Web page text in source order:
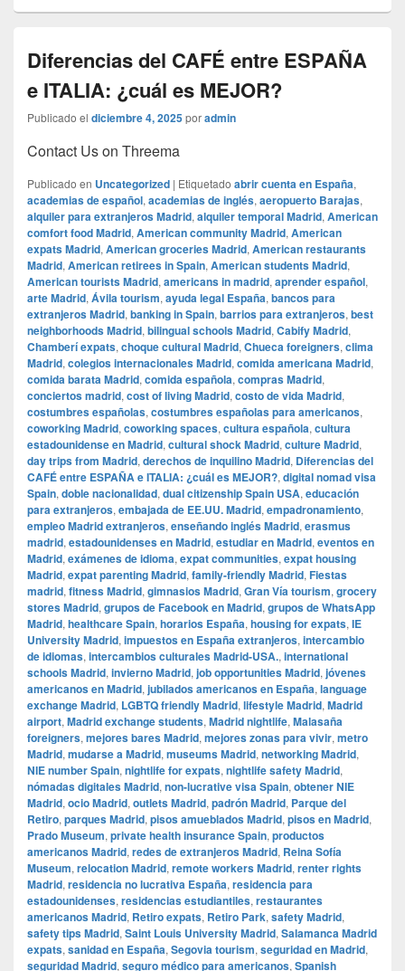
Diferencias del CAFÉ entre ESPAÑA
e ITALIA: ¿cuál es MEJOR?
Publicado el diciembre 4, 2025poradmin
Contact Us on Threema
Publicado en Uncategorized | Etiquetado abrir cuenta en España,
academias de español, academias de inglés, aeropuerto Barajas,
alquiler para extranjeros Madrid, alquiler temporal Madrid, American
comfort food Madrid, American community Madrid, American
expats Madrid, American groceries Madrid, American restaurants
Madrid, American retirees in Spain, American students Madrid,
American tourists Madrid, americans in madrid, aprender español,
arte Madrid, Ávila tourism, ayuda legal España, bancos para
extranjeros Madrid, banking in Spain, barrios para extranjeros, best
neighborhoods Madrid, bilingual schools Madrid, Cabify Madrid,
Chamberí expats, choque cultural Madrid, Chueca foreigners, clima
Madrid, colegios internacionales Madrid, comida americana Madrid,
comida barata Madrid, comida española, compras Madrid,
conciertos madrid, cost of living Madrid, costo de vida Madrid,
costumbres españolas, costumbres españolas para americanos,
coworking Madrid, coworking spaces, cultura española, cultura
estadounidense en Madrid, cultural shock Madrid, culture Madrid,
day trips from Madrid, derechos de inquilino Madrid, Diferencias del
CAFÉ entre ESPAÑA e ITALIA: ¿cuál es MEJOR?, digital nomad visa
Spain, doble nacionalidad, dual citizenship Spain USA, educación
para extranjeros, embajada de EE.UU. Madrid, empadronamiento,
empleo Madrid extranjeros, enseñando inglés Madrid, erasmus
madrid, estadounidenses en Madrid, estudiar en Madrid, eventos en
Madrid, exámenes de idioma, expat communities, expat housing
Madrid, expat parenting Madrid, family-friendly Madrid, Fiestas
madrid, fitness Madrid, gimnasios Madrid, Gran Vía tourism, grocery
stores Madrid, grupos de Facebook en Madrid, grupos de WhatsApp
Madrid, healthcare Spain, horarios España, housing for expats, IE
University Madrid, impuestos en España extranjeros, intercambio
de idiomas, intercambios culturales Madrid-USA., international
schools Madrid, invierno Madrid, job opportunities Madrid, jóvenes
americanos en Madrid, jubilados americanos en España, language
exchange Madrid, LGBTQ friendly Madrid, lifestyle Madrid, Madrid
airport, Madrid exchange students, Madrid nightlife, Malasaña
foreigners, mejores bares Madrid, mejores zonas para vivir, metro
Madrid, mudarse a Madrid, museums Madrid, networking Madrid,
NIE number Spain, nightlife for expats, nightlife safety Madrid,
nómadas digitales Madrid, non-lucrative visa Spain, obtener NIE
Madrid, ocio Madrid, outlets Madrid, padrón Madrid, Parque del
Retiro, parques Madrid, pisos amueblados Madrid, pisos en Madrid,
Prado Museum, private health insurance Spain, productos
americanos Madrid, redes de extranjeros Madrid, Reina Sofía
Museum, relocation Madrid, remote workers Madrid, renter rights
Madrid, residencia no lucrativa España, residencia para
estadounidenses, residencias estudiantiles, restaurantes
americanos Madrid, Retiro expats, Retiro Park, safety Madrid,
safety tips Madrid, Saint Louis University Madrid, Salamanca Madrid
expats, sanidad en España, Segovia tourism, seguridad en Madrid,
seguridad Madrid, seguro médico para americanos, Spanish